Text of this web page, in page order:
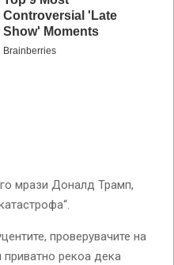
мрази Доналд Трамп,
проверувачите на
приватно рекоа дека